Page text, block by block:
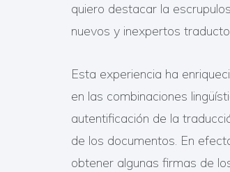
quiero destacar la
nuevos y inexpertos
Esta experiencia ha
en las combinaciones
autentificación de la
de los documentos. En
obtener algunas firmas de